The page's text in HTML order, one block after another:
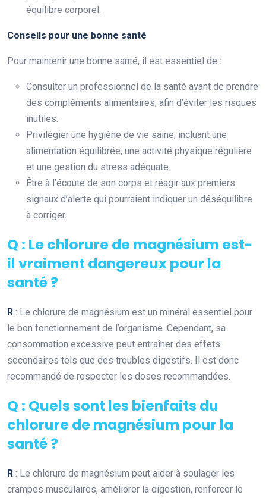
équilibre corporel.
Conseils pour une bonne santé
Pour maintenir une bonne santé, il est essentiel de :
Consulter un professionnel de la santé avant de prendre
des compléments alimentaires, afin d’éviter les risques
inutiles.
Privilégier une hygiène de vie saine, incluant une
alimentation équilibrée, une activité physique régulière
et une gestion du stress adéquate.
Être à l’écoute de son corps et réagir aux premiers
signaux d’alerte qui pourraient indiquer un déséquilibre
à corriger.
Q : Le chlorure de magnésium est-
il vraiment dangereux pour la
santé ?
R : Le chlorure de magnésium est un minéral essentiel pour
le bon fonctionnement de l’organisme. Cependant, sa
consommation excessive peut entraîner des effets
secondaires tels que des troubles digestifs. Il est donc
recommandé de respecter les doses recommandées.
Q : Quels sont les bienfaits du
chlorure de magnésium pour la
santé ?
R : Le chlorure de magnésium peut aider à soulager les
crampes musculaires, améliorer la digestion, renforcer le